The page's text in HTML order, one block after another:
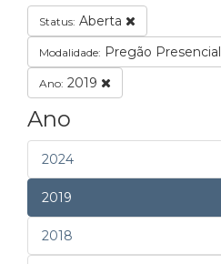
Status: Aberta
Modalidade: Pregão Presencial
Ano: 2019
Ano
2024
2019
2018